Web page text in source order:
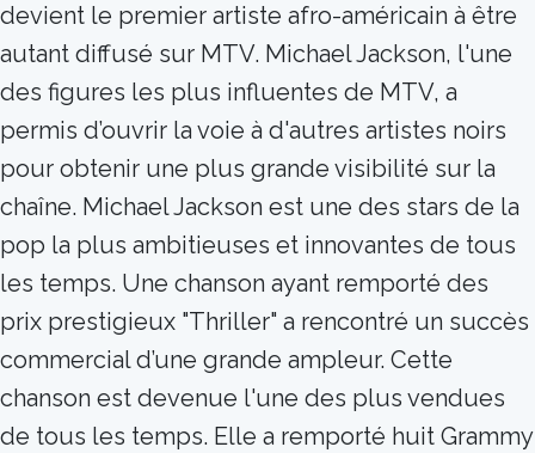
devient le premier artiste afro-américain à être
autant diffusé sur MTV. Michael Jackson, l'une
des figures les plus influentes de MTV, a
permis d’ouvrir la voie à d'autres artistes noirs
pour obtenir une plus grande visibilité sur la
chaîne. Michael Jackson est une des stars de la
pop la plus ambitieuses et innovantes de tous
les temps. Une chanson ayant remporté des
prix prestigieux "Thriller" a rencontré un succès
commercial d’une grande ampleur. Cette
chanson est devenue l'une des plus vendues
de tous les temps. Elle a remporté huit Grammy